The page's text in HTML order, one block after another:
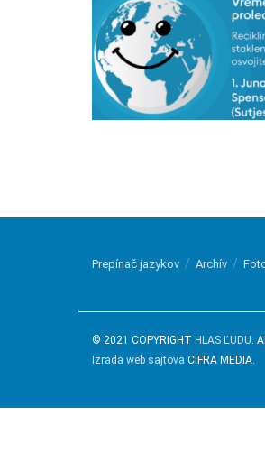
Prepínač jazykov Archív
© 2021 COPYRIGHT HLAS ĽUDU.
Izrada web sajtova CIFRA MEDIA.